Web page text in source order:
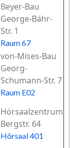
Beyer-Bau
George-Bähr-
Str. 1
Raum 67
von-Mises-Bau
Georg-
Schumann-Str. 7
Raum E02
Hörsaalzentrum
Bergstr. 64
Hörsaal 401